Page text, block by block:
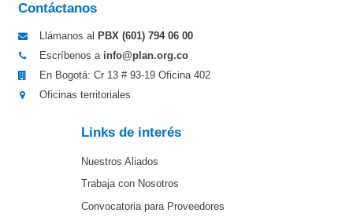
Contáctanos
Llámanos al PBX (601) 794 06 00
Escríbenos a info@plan.org.co
En Bogotá: Cr 13 # 93-19 Oficina 402
Oficinas territoriales
Links de interés
Nuestros Aliados
Trabaja con Nosotros
Convocatoria para Proveedores